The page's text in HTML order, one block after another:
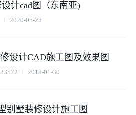
计cad图（东南亚)
2020-05-28
设计CAD施工图及效果图
2018-01-30
别墅装修设计施工图